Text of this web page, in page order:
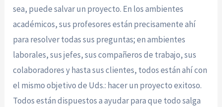
sea, puede salvar un proyecto. En los ambientes
académicos, sus profesores están precisamente ahí
para resolver todas sus preguntas; en ambientes
laborales, sus jefes, sus compañeros de trabajo, sus
colaboradores y hasta sus clientes, todos están ahí con
el mismo objetivo de Uds.: hacer un proyecto exitoso.
Todos están dispuestos a ayudar para que todo salga